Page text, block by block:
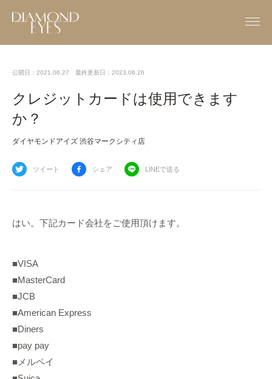
公開日：2021.06.27 最終更新日：2023.06.26
クレジットカードは使用できます
か？
ダイヤモンドアイズ 渋谷マークシティ店
ツイート シェア LINEで送る
はい。下記カード会社をご使用頂けます。
■VISA
■MasterCard
■JCB
■American Express
■Diners
■pay pay
■メルペイ